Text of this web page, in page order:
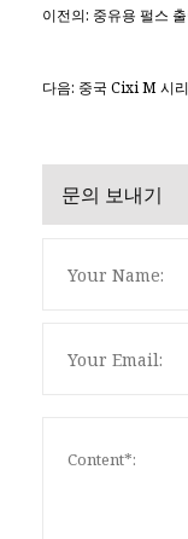
이전의: 중유용 펄스
다음: 중국 Cixi M 시
문의 보내기